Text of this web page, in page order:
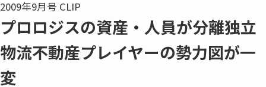
2009年9月号 CLIP
プロロジスの資産・人員が分離独立
物流不動産プレイヤーの勢力図が一
変